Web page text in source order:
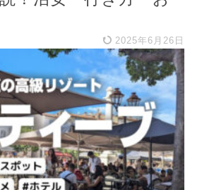
2025年6月26日